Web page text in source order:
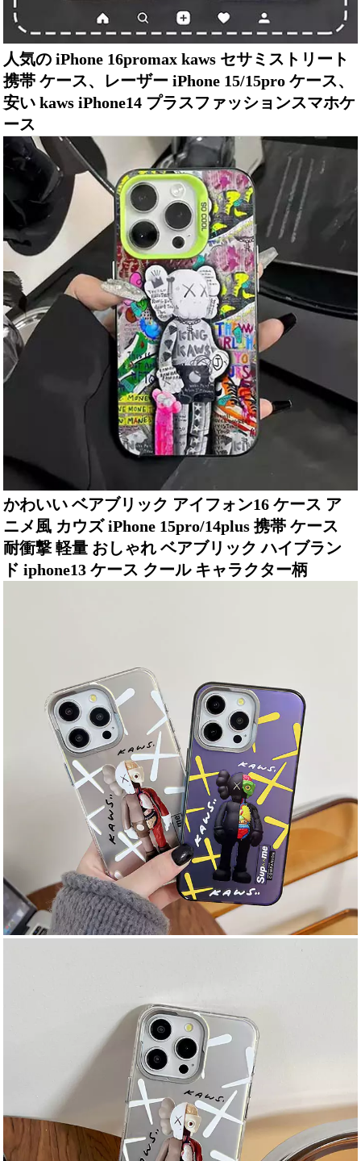
人気の iPhone 16promax kaws セサミストリート
携帯 ケース、レーザー iPhone 15/15pro ケース、
安い kaws iPhone14 プラスファッションスマホケ
ース
かわいい ベアブリック アイフォン16 ケース ア
ニメ風 カウズ iPhone 15pro/14plus 携帯 ケース
耐衝撃 軽量 おしゃれ ベアブリック ハイブラン
ド iphone13 ケース クール キャラクター柄